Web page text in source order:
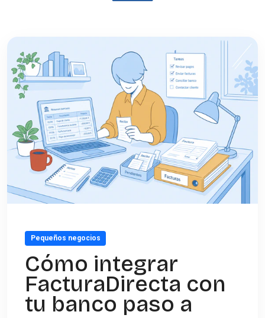
Pequeños negocios
Cómo integrar
FacturaDirecta con
tu banco paso a